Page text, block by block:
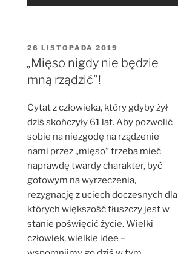
OPUBLIKOWANE
W
26 LISTOPADA 2019
„Mięso nigdy nie będzie
mną rządzić”!
Cytat z człowieka, który gdyby żył
dziś skończyły 61 lat. Aby pozwolić
sobie na niezgodę na rządzenie
nami przez „mięso” trzeba mieć
naprawdę twardy charakter, być
gotowym na wyrzeczenia,
rezygnację z uciech doczesnych dla
których większość tłuszczy jest w
stanie poświęcić życie. Wielki
człowiek, wielkie idee –